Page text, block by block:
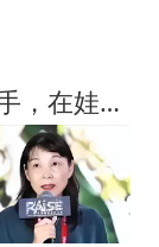
香港官司打赢后，杜建英再出手，在娃哈哈老家开公司，杠上宗馥莉